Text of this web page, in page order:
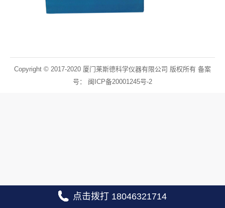
Copyright © 2017-2020 厦门莱斯德科学仪器有限公司 版权所有 备案
号： 闽ICP备20001245号-2
点击拨打 18046321714